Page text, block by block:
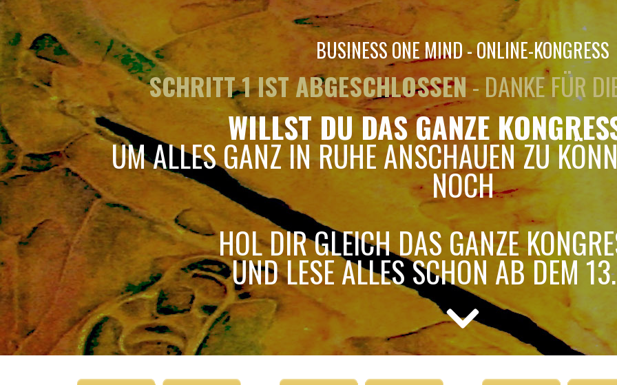
BUSINESS ONE MIND - ONLINE-KONGRESS
SCHRITT 1 IST ABGESCHLOSSEN- DANKE FÜR
WILLST DU DAS GANZE
UM ALLES GANZ IN RUHE ANSCHAUEN ZU
NOCH
HOL DIR GLEICH DAS GANZE
UND LESE ALLES SCHON AB DEM